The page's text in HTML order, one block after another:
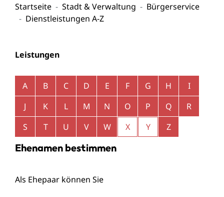
Startseite Stadt & Verwaltung
Bürgerservice
Dienstleistungen A-Z
Leistungen
Alphabetisches Register überspringen
A B C D E F G H
I
J
K L M N O P Q
R
S
T U V W X Y Z
Ehenamen bestimmen
Als Ehepaar können Sie